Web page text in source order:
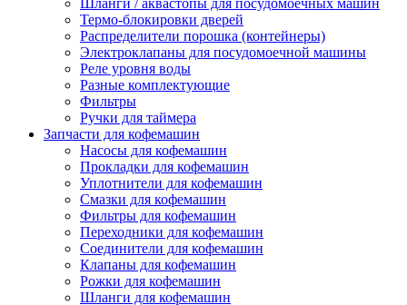
Шланги / аквастопы для посудомоечных машин
Термо-блокировки дверей
Распределители порошка (контейнеры)
Электроклапаны для посудомоечной машины
Реле уровня воды
Разные комплектующие
Фильтры
Ручки для таймера
Запчасти для кофемашин
Насосы для кофемашин
Прокладки для кофемашин
Уплотнители для кофемашин
Смазки для кофемашин
Фильтры для кофемашин
Переходники для кофемашин
Соединители для кофемашин
Клапаны для кофемашин
Рожки для кофемашин
Шланги для кофемашин